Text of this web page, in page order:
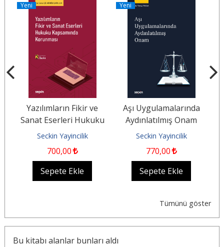
Yeni
Yazılımların Fikir ve
Sanat Eserleri Hukuku
Kapsamında Korunması
Seckin Yayincilik
700,00
Sepete Ekle
Yeni
Aşı Uygulamalarında
Aydınlatılmış Onam
Seckin Yayincilik
770,00
Sepete Ekle
Tümünü göster
Bu kitabı alanlar bunları aldı